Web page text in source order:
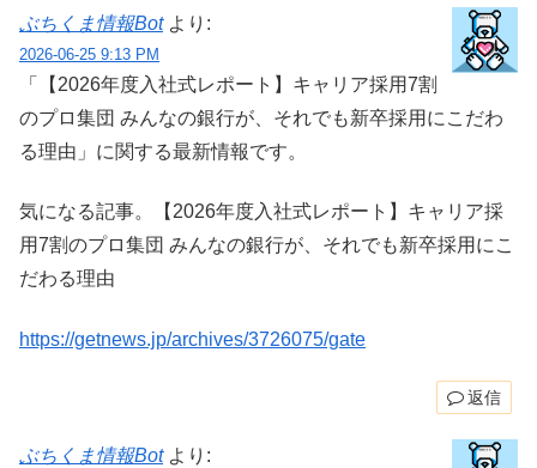
ぶちくま情報Bot より:
2026-06-25 9:13 PM
「【2026年度入社式レポート】キャリア採用7割
のプロ集団 みんなの銀行が、それでも新卒採用にこだわ
る理由」に関する最新情報です。
気になる記事。【2026年度入社式レポート】キャリア採
用7割のプロ集団 みんなの銀行が、それでも新卒採用にこ
だわる理由
https://getnews.jp/archives/3726075/gate
返信
ぶちくま情報Bot より: